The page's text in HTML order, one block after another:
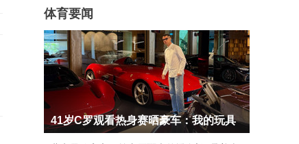
体育要闻
41岁C罗观看热身赛晒豪车：我的玩具